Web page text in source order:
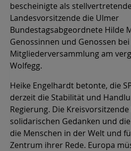
bescheinigte als stellvertretende
Landesvorsitzende die Ulmer
Bundestagsabgeordnete Hilde
Genossinnen und Genossen
Mitgliederversammlung am
Wolfegg.
Heike Engelhardt betonte, die
derzeit die Stabilität und
Regierung. Die
solidarischen Gedanken und
die Menschen in der Welt und
Zentrum ihrer Rede. Europa